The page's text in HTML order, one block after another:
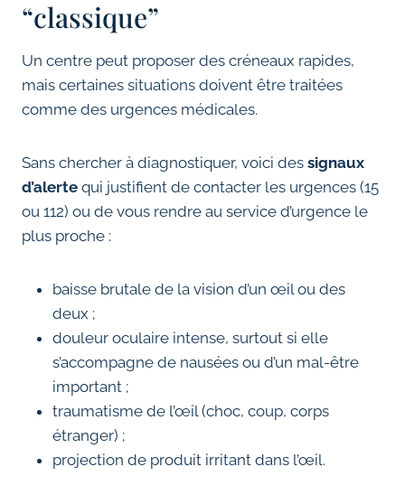
“classique”
Un centre peut proposer des créneaux rapides,
mais certaines situations doivent être traitées
comme des urgences médicales.
Sans chercher à diagnostiquer, voici des signaux
d’alerte qui justifient de contacter les urgences (15
ou 112) ou de vous rendre au service d’urgence le
plus proche :
baisse brutale de la vision d’un œil ou des
deux ;
douleur oculaire intense, surtout si elle
s’accompagne de nausées ou d’un mal-être
important ;
traumatisme de l’œil (choc, coup, corps
étranger) ;
projection de produit irritant dans l’œil.